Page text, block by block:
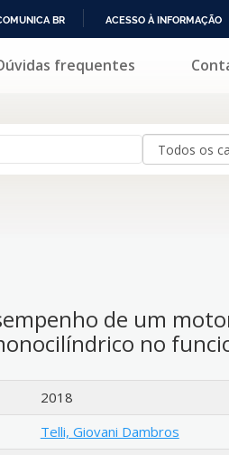
PARA
BR ACESSO À INFORMAÇÃO
frequentes
de um
no
2018
Telli, Giovani Dambros